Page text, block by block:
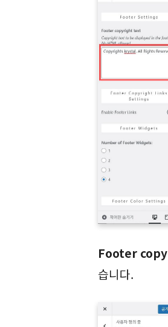
Footer
습니다.